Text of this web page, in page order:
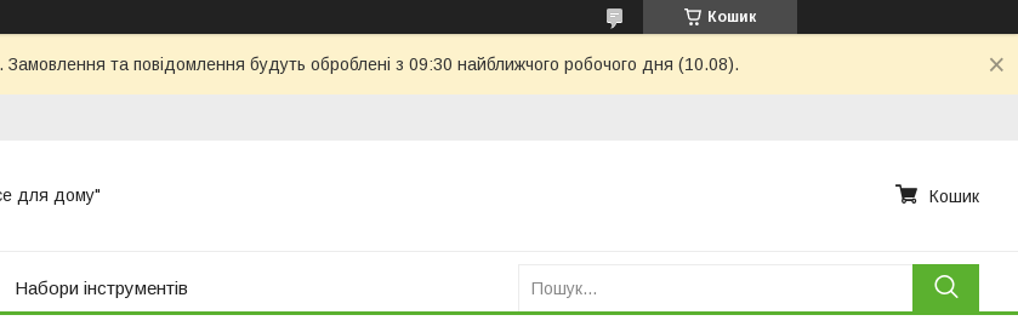
Кошик
Замовлення та повідомлення будуть оброблені з 09:30 найближчого робочого дня (10.08).
для дому" Кошик
Набори інструментів